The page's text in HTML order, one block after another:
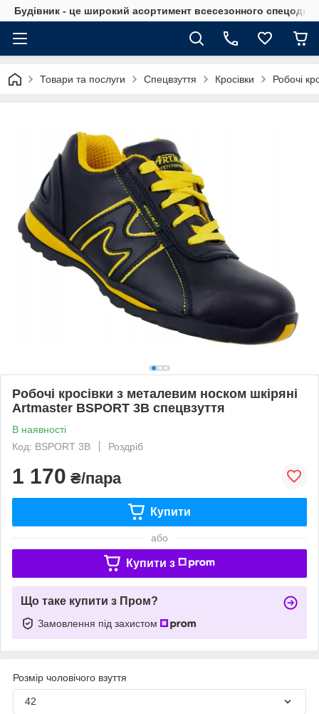
Будівник - це широкий асортимент всесезонного спецодягу
Товари та послуги Спецвзуття Кросівки Робочі
Робочі кросівки з металевим носком шкіряні
Artmaster BSPORT 3B спецвзуття
В наявності
Код: BSPORT 3B
Роздріб
1 170 ₴/пара
Купити
або
Купити з
Що таке купити з Пром?
Замовлення під захистом
Розмір чоловічого взуття
42